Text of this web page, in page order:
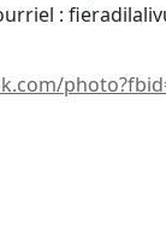
: